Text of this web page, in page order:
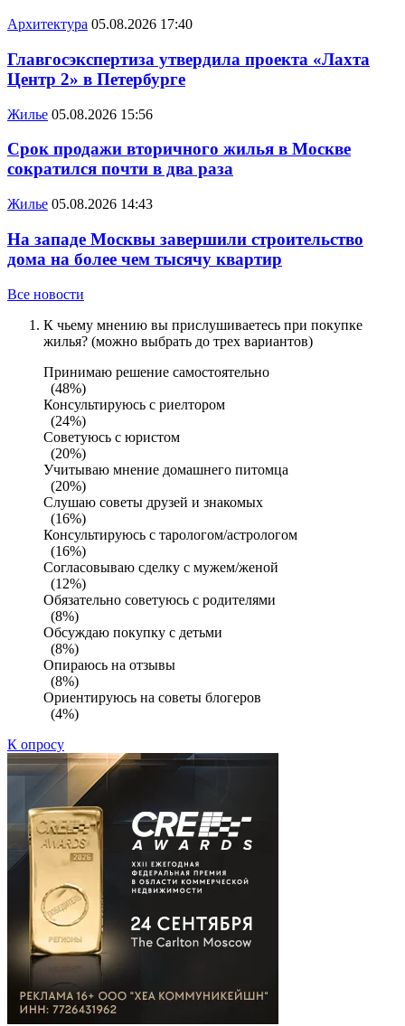
Архитектура 05.08.2026 17:40
Главгосэкспертиза утвердила проекта «Лахта
Центр 2» в Петербурге
Жилье 05.08.2026 15:56
Срок продажи вторичного жилья в Москве
сократился почти в два раза
Жилье 05.08.2026 14:43
На западе Москвы завершили строительство
дома на более чем тысячу квартир
Все новости
К чьему мнению вы прислушиваетесь при покупке
жилья? (можно выбрать до трех вариантов)
Принимаю решение самостоятельно
(48%)
Консультируюсь с риелтором
(24%)
Советуюсь с юристом
(20%)
Учитываю мнение домашнего питомца
(20%)
Слушаю советы друзей и знакомых
(16%)
Консультируюсь с тарологом/астрологом
(16%)
Согласовываю сделку с мужем/женой
(12%)
Обязательно советуюсь с родителями
(8%)
Обсуждаю покупку с детьми
(8%)
Опираюсь на отзывы
(8%)
Ориентируюсь на советы блогеров
(4%)
К опросу